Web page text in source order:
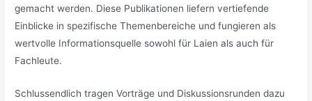
gemacht werden. Diese Publikationen liefern vertiefende
Einblicke in spezifische Themenbereiche und fungieren als
wertvolle Informationsquelle sowohl für Laien als auch für
Fachleute.
Schlussendlich tragen Vorträge und Diskussionsrunden dazu